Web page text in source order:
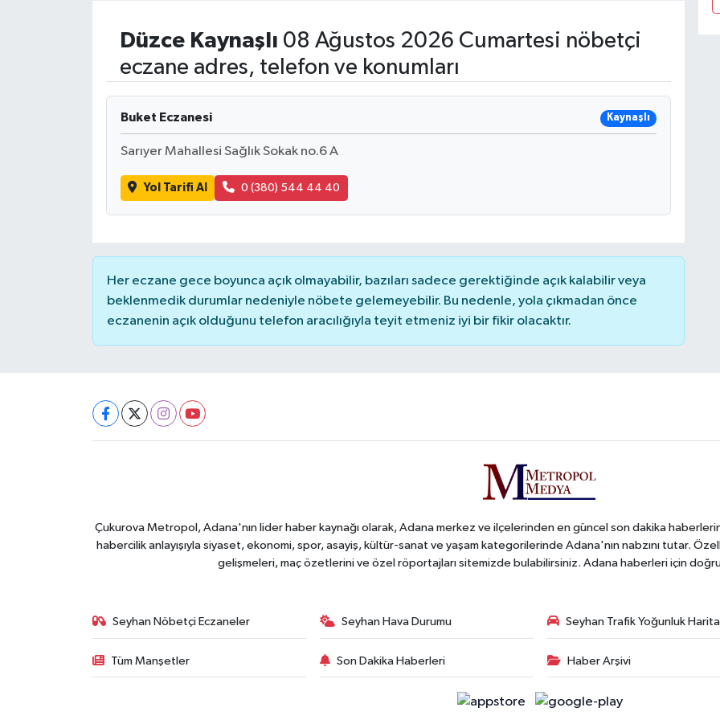
Düzce Kaynaşlı 08 Ağustos 2026 Cumartesi nöbetçi
eczane adres, telefon ve konumları
Buket Eczanesi Kaynaşlı
Sarıyer Mahallesi Sağlık Sokak no.6 A
Yol Tarifi Al 0 (380) 544 44 40
Her eczane gece boyunca açık olmayabilir, bazıları sadece gerektiğinde açık kalabilir veya
beklenmedik durumlar nedeniyle nöbete gelemeyebilir. Bu nedenle, yola çıkmadan önce
eczanenin açık olduğunu telefon aracılığıyla teyit etmeniz iyi bir fikir olacaktır.
Çukurova Metropol, Adana'nın lider haber kaynağı olarak, Adana merkez ve ilçelerinden en güncel son dakika haberlerini
habercilik anlayışıyla siyaset, ekonomi, spor, asayiş, kültür-sanat ve yaşam kategorilerinde Adana'nın nabzını tutar.
gelişmeleri, maç özetlerini ve özel röportajları sitemizde bulabilirsiniz. Adana haberleri için
Seyhan Nöbetçi Eczaneler Seyhan Hava Durumu Seyhan Trafik Yoğunluk
Tüm Manşetler Son Dakika Haberleri Haber Arşivi